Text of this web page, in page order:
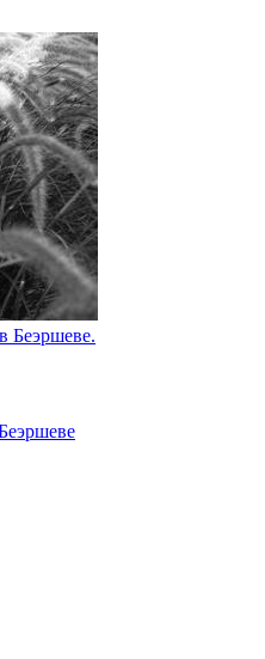
Беэршеве.